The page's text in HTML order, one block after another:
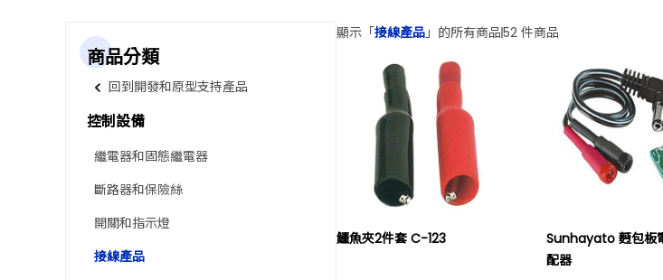
商品分類
回到開發和原型支持產品
控制設備
繼電器和固態繼電器
斷路器和保險絲
開關和指示燈
接線產品
顯示「接線產品」的所有商品52 件商品
鱷魚夾2件套 C-123
Sunhayato 麪包板
配器